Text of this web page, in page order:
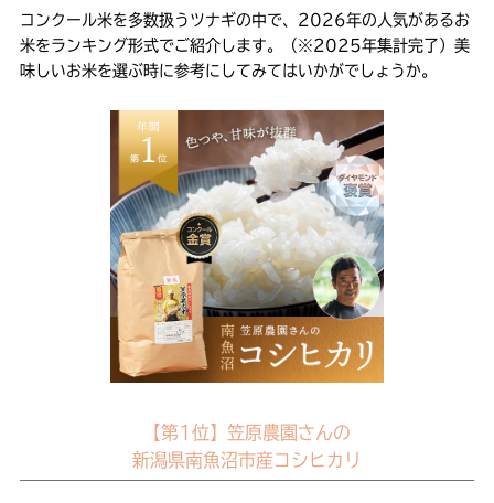
コンクール米を多数扱うツナギの中で、2026年の人気があるお
米をランキング形式でご紹介します。（※2025年集計完了）美
味しいお米を選ぶ時に参考にしてみてはいかがでしょうか。
【第1位】笠原農園さんの
新潟県南魚沼市産コシヒカリ